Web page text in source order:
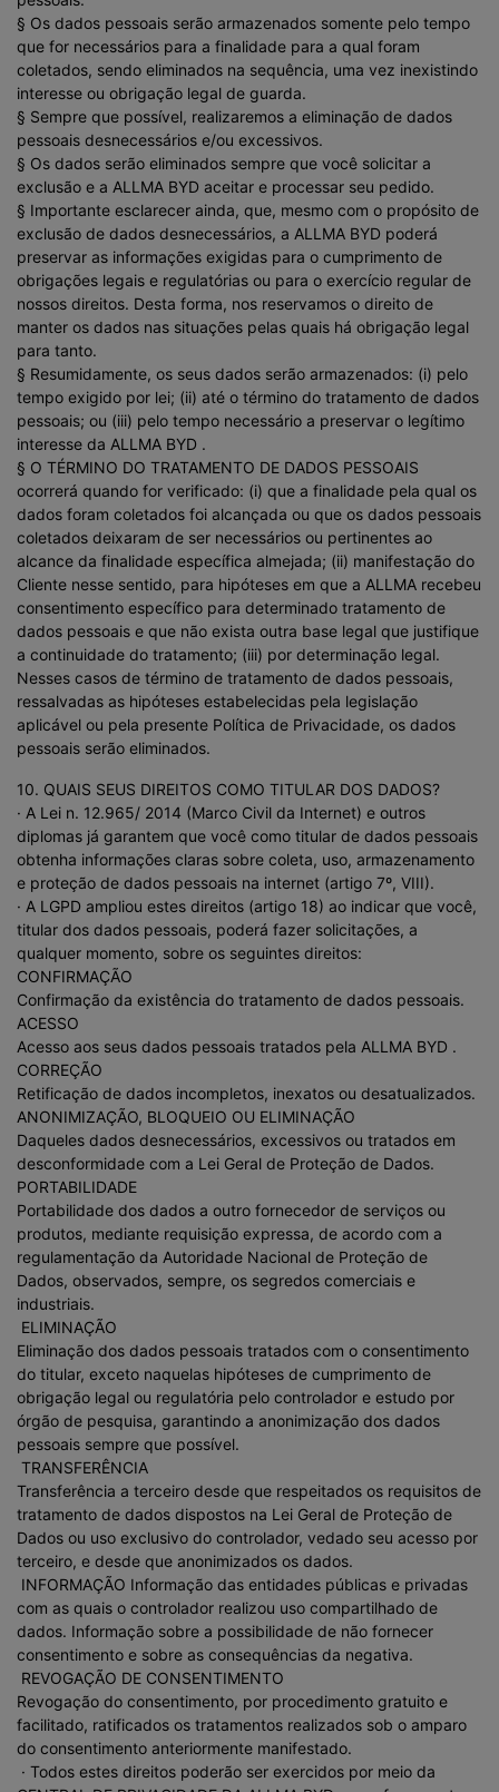
§ Os dados pessoais serão armazenados somente pelo tempo
que for necessários para a finalidade para a qual foram
coletados, sendo eliminados na sequência, uma vez inexistindo
interesse ou obrigação legal de guarda.
§ Sempre que possível, realizaremos a eliminação de dados
pessoais desnecessários e/ou excessivos.
§ Os dados serão eliminados sempre que você solicitar a
exclusão e a ALLMA BYD aceitar e processar seu pedido.
§ Importante esclarecer ainda, que, mesmo com o propósito de
exclusão de dados desnecessários, a ALLMA BYD poderá
preservar as informações exigidas para o cumprimento de
obrigações legais e regulatórias ou para o exercício regular de
nossos direitos. Desta forma, nos reservamos o direito de
manter os dados nas situações pelas quais há obrigação legal
para tanto.
§ Resumidamente, os seus dados serão armazenados: (i) pelo
tempo exigido por lei; (ii) até o término do tratamento de dados
pessoais; ou (iii) pelo tempo necessário a preservar o legítimo
interesse da ALLMA BYD .
§ O TÉRMINO DO TRATAMENTO DE DADOS PESSOAIS
ocorrerá quando for verificado: (i) que a finalidade pela qual os
dados foram coletados foi alcançada ou que os dados pessoais
coletados deixaram de ser necessários ou pertinentes ao
alcance da finalidade específica almejada; (ii) manifestação do
Cliente nesse sentido, para hipóteses em que a ALLMA recebeu
consentimento específico para determinado tratamento de
dados pessoais e que não exista outra base legal que justifique
a continuidade do tratamento; (iii) por determinação legal.
Nesses casos de término de tratamento de dados pessoais,
ressalvadas as hipóteses estabelecidas pela legislação
aplicável ou pela presente Política de Privacidade, os dados
pessoais serão eliminados.
10. QUAIS SEUS DIREITOS COMO TITULAR DOS DADOS?
· A Lei n. 12.965/ 2014 (Marco Civil da Internet) e outros
diplomas já garantem que você como titular de dados pessoais
obtenha informações claras sobre coleta, uso, armazenamento
e proteção de dados pessoais na internet (artigo 7º, VIII).
· A LGPD ampliou estes direitos (artigo 18) ao indicar que você,
titular dos dados pessoais, poderá fazer solicitações, a
qualquer momento, sobre os seguintes direitos:
CONFIRMAÇÃO
Confirmação da existência do tratamento de dados pessoais.
ACESSO
Acesso aos seus dados pessoais tratados pela ALLMA BYD .
CORREÇÃO
Retificação de dados incompletos, inexatos ou desatualizados.
ANONIMIZAÇÃO, BLOQUEIO OU ELIMINAÇÃO
Daqueles dados desnecessários, excessivos ou tratados em
desconformidade com a Lei Geral de Proteção de Dados.
PORTABILIDADE
Portabilidade dos dados a outro fornecedor de serviços ou
produtos, mediante requisição expressa, de acordo com a
regulamentação da Autoridade Nacional de Proteção de
Dados, observados, sempre, os segredos comerciais e
industriais.
ELIMINAÇÃO
Eliminação dos dados pessoais tratados com o consentimento
do titular, exceto naquelas hipóteses de cumprimento de
obrigação legal ou regulatória pelo controlador e estudo por
órgão de pesquisa, garantindo a anonimização dos dados
pessoais sempre que possível.
TRANSFERÊNCIA
Transferência a terceiro desde que respeitados os requisitos de
tratamento de dados dispostos na Lei Geral de Proteção de
Dados ou uso exclusivo do controlador, vedado seu acesso por
terceiro, e desde que anonimizados os dados.
INFORMAÇÃO Informação das entidades públicas e privadas
com as quais o controlador realizou uso compartilhado de
dados. Informação sobre a possibilidade de não fornecer
consentimento e sobre as consequências da negativa.
REVOGAÇÃO DE CONSENTIMENTO
Revogação do consentimento, por procedimento gratuito e
facilitado, ratificados os tratamentos realizados sob o amparo
do consentimento anteriormente manifestado.
· Todos estes direitos poderão ser exercidos por meio da